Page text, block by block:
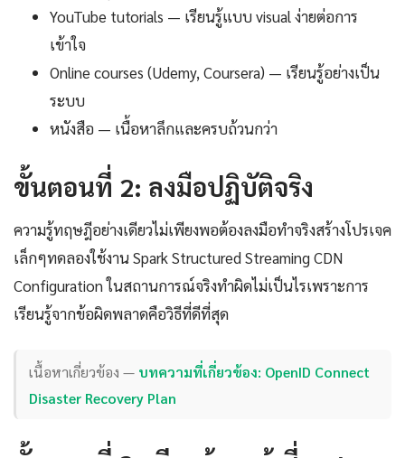
YouTube tutorials — เรียนรู้แบบ visual ง่ายต่อการ
เข้าใจ
Online courses (Udemy, Coursera) — เรียนรู้อย่างเป็น
ระบบ
หนังสือ — เนื้อหาลึกและครบถ้วนกว่า
ขั้นตอนที่ 2: ลงมือปฏิบัติจริง
ความรู้ทฤษฎีอย่างเดียวไม่เพียงพอต้องลงมือทำจริงสร้างโปรเจค
เล็กๆทดลองใช้งาน Spark Structured Streaming CDN
Configuration ในสถานการณ์จริงทำผิดไม่เป็นไรเพราะการ
เรียนรู้จากข้อผิดพลาดคือวิธีที่ดีที่สุด
เนื้อหาเกี่ยวข้อง — บทความที่เกี่ยวข้อง: OpenID Connect
Disaster Recovery Plan